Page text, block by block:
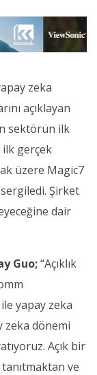
zeka
açıklayan
sektörün ilk
ilk gerçek
üzere Magic7
Şirket
dair
Guo;“Açıklık
yapay zeka
zeka dönemi
Açık bir
ve